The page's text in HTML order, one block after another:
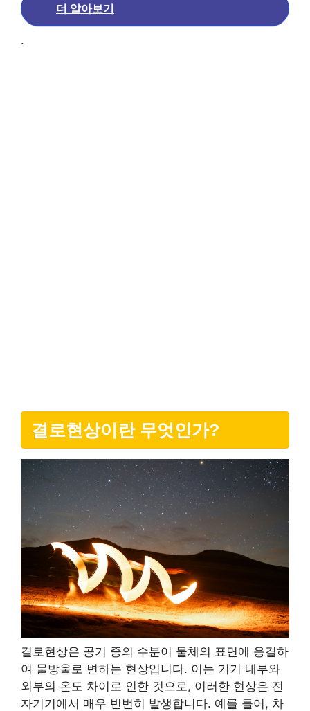
더 알아보기
.
결로현상이란 무엇인가?
결로현상은 공기 중의 수분이 물체의 표면에 응결하
여 물방울로 변하는 현상입니다. 이는 기기 내부와
외부의 온도 차이로 인한 것으로, 이러한 현상은 전
자기기에서 매우 빈번히 발생합니다. 예를 들어, 차